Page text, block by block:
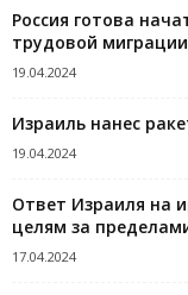
Россия готова
трудовой
19.04.2024
Израиль нанес
19.04.2024
Ответ Израиля на
целям за
17.04.2024